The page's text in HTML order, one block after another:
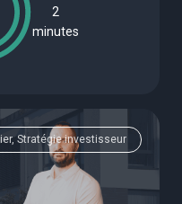
2
minutes
Stratégie investisseur